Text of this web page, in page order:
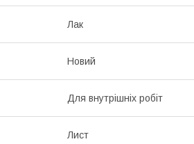
Лак
Новий
Для внутрішніх робіт
Лист